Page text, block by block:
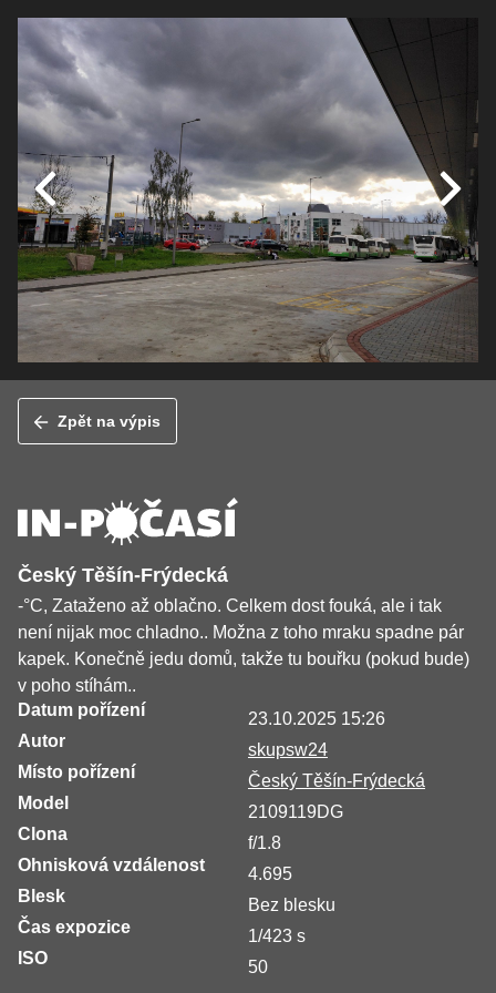
Zpět na výpis
Český Těšín-Frýdecká
-°C, Zataženo až oblačno. Celkem dost fouká, ale i tak
není nijak moc chladno.. Možna z toho mraku spadne pár
kapek. Konečně jedu domů, takže tu bouřku (pokud bude)
v poho stíhám..
Datum pořízení
23.10.2025 15:26
Autor
skupsw24
Místo pořízení
Český Těšín-Frýdecká
Model
2109119DG
Clona
f/1.8
Ohnisková vzdálenost
4.695
Blesk
Bez blesku
Čas expozice
1/423 s
ISO
50